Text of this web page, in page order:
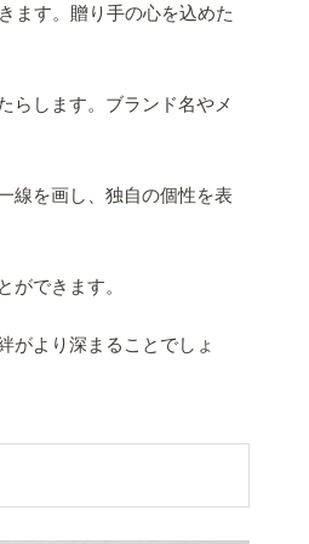
ます。贈り手の心を込めた
らします。ブランド名やメ
線を画し、独自の個性を表
できます。
がより深まることでしょ